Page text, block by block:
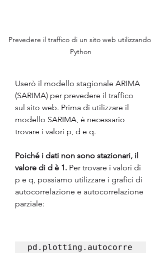
Prevedere il traffico di un sito web utilizzando
Python
Userò il modello stagionale ARIMA
(SARIMA) per prevedere il traffico
sul sito web. Prima di utilizzare il
modello SARIMA, è necessario
trovare i valori p, d e q.
Poiché i dati non sono stazionari, il
valore di d è 1. Per trovare i valori di
p e q, possiamo utilizzare i grafici di
autocorrelazione e autocorrelazione
parziale:
pd.plotting.autocorre